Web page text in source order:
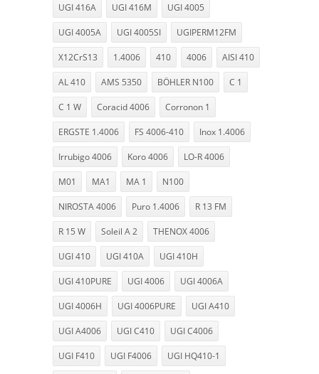
UGI 416A UGI 416M UGI 4005
UGI 4005A UGI 4005SI UGIPERM12FM
X12CrS13 1.4006 410 4006 AISI 410
AL 410 AMS 5350 BÖHLER N100 C 1
C 1 W Coracid 4006 Corronon 1
ERGSTE 1.4006 FS 4006-410 Inox 1.4006
Irrubigo 4006 Koro 4006 LO-R 4006
M01 MA1 MA 1 N100
NIROSTA 4006 Puro 1.4006 R 13 FM
R 15 W Soleil A 2 THENOX 4006
UGI 410 UGI 410A UGI 410H
UGI 410PURE UGI 4006 UGI 4006A
UGI 4006H UGI 4006PURE UGI A410
UGI A4006 UGI C410 UGI C4006
UGI F410 UGI F4006 UGI HQ410-1